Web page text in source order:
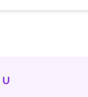
U